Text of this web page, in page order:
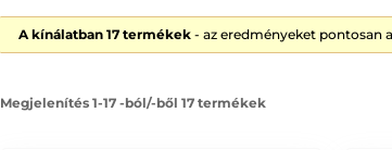
A kínálatban 17 termékek - az eredményeket pontosan
Megjelenítés 1-17 -ból/-ből 17 termékek